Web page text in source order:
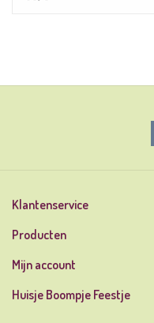
Klantenservice
Producten
Mijn account
Huisje Boompje Feestje